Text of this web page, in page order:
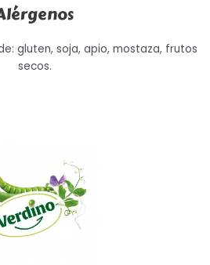
gluten, soja, apio, mostaza, frutos
secos.